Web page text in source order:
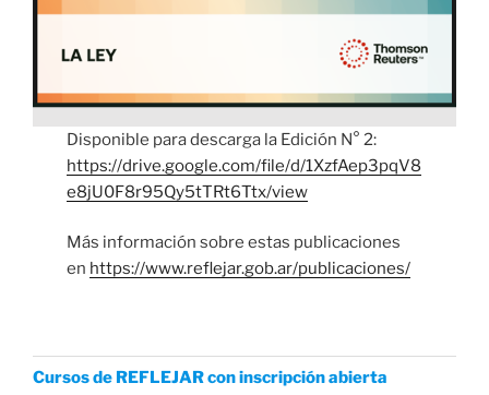
Disponible para descarga la Edición N° 2:
https://drive.google.com/file/d/1XzfAep3pqV8
e8jU0F8r95Qy5tTRt6Ttx/view
Más información sobre estas publicaciones
en https://www.reflejar.gob.ar/publicaciones/
Cursos de REFLEJAR con inscripción abierta